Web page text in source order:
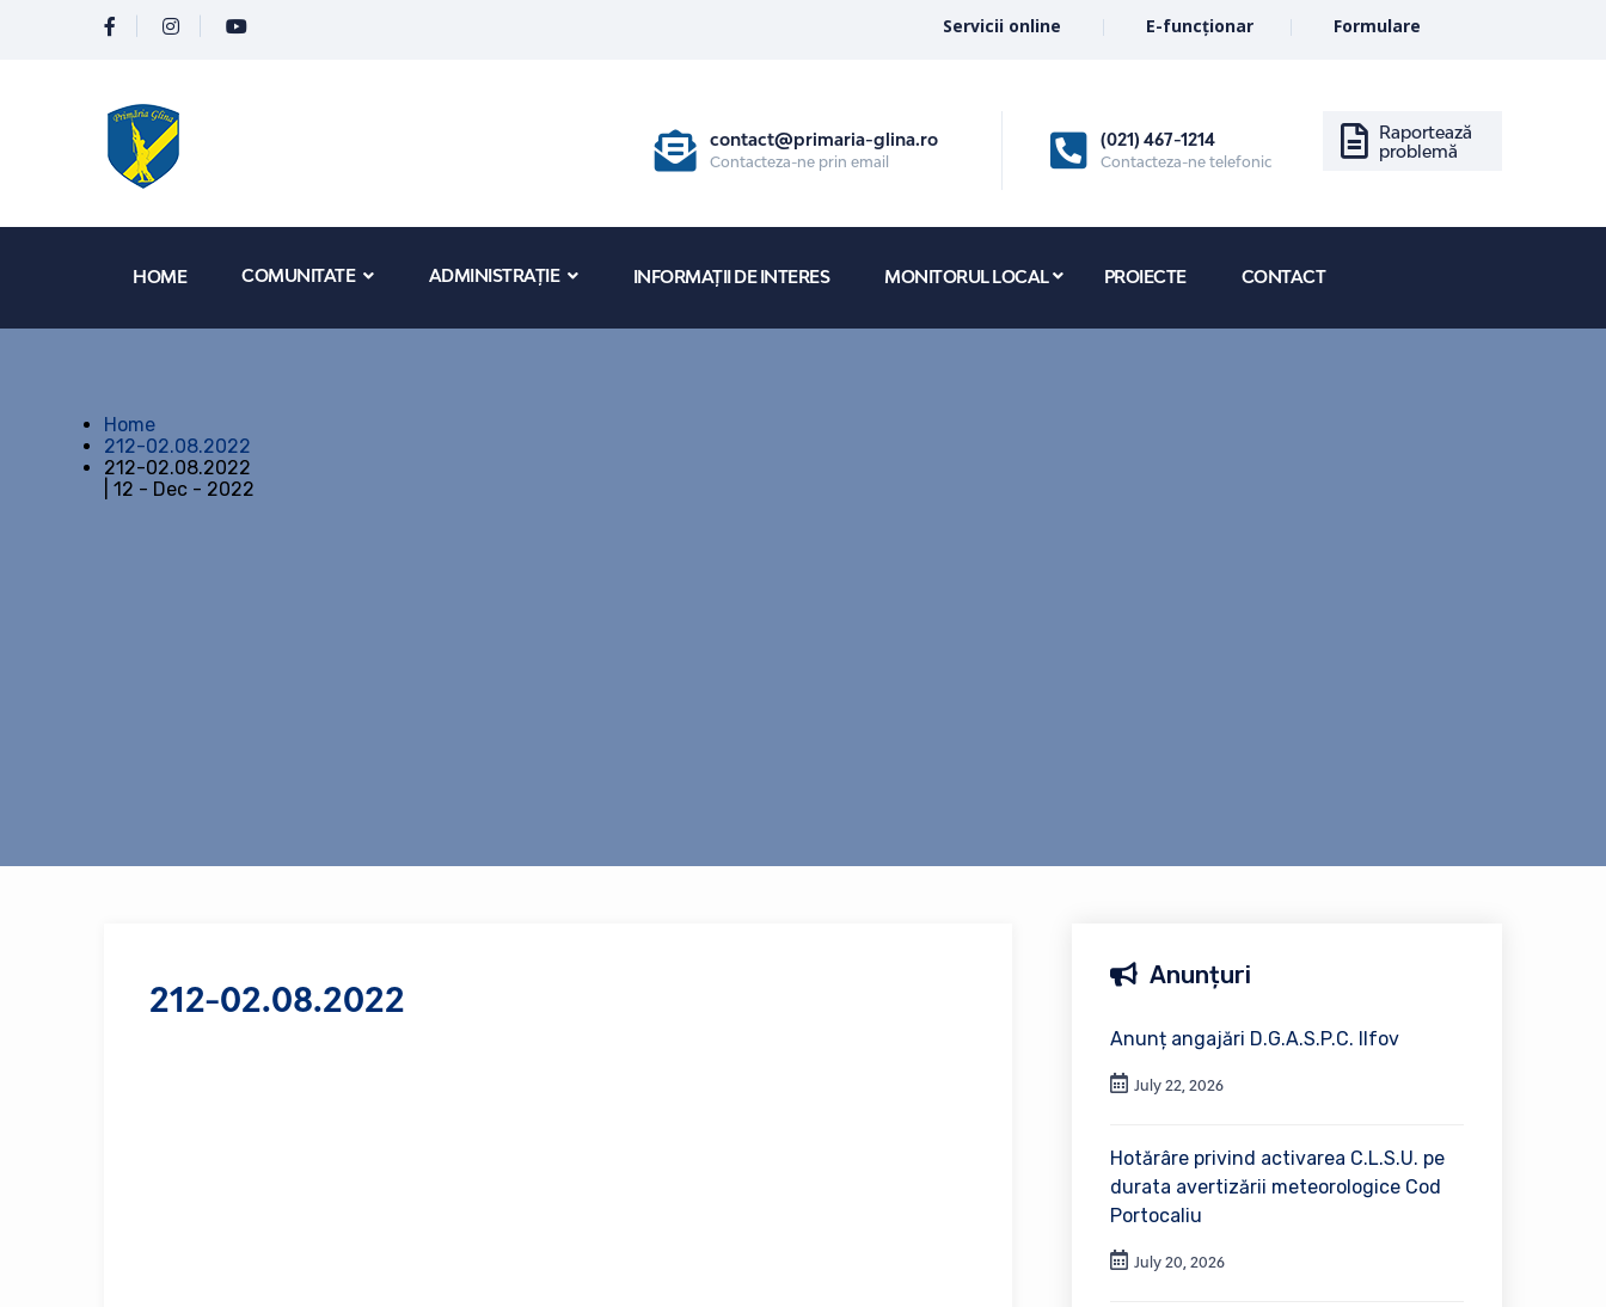
Servicii online E-funcționar Formulare
contact@primaria-glina.ro
Contacteza-ne prin email
(021) 467-1214
Contacteza-ne telefonic
Raportează
problemă
HOME COMUNITATE ADMINISTRAȚIE INFORMAȚII DE INTERES MONITORUL LOCAL PROIECTE CONTACT
Home
212-02.08.2022
212-02.08.2022
| 12 - Dec - 2022
212-02.08.2022
Anunțuri
Anunț angajări D.G.A.S.P.C. Ilfov
July 22, 2026
Hotărâre privind activarea C.L.S.U. pe
durata avertizării meteorologice Cod
Portocaliu
July 20, 2026